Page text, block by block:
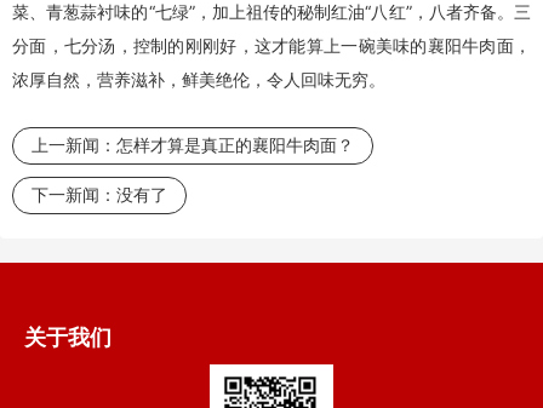
菜、青葱蒜衬味的“七绿”，加上祖传的秘制红油“八红”，八者齐备。三
分面，七分汤，控制的刚刚好，这才能算上一碗美味的襄阳牛肉面 ，
浓厚自然，营养滋补，鲜美绝伦，令人回味无穷。
上一新闻： 怎样才算是真正的襄阳牛肉面？
下一新闻： 没有了
关于我们